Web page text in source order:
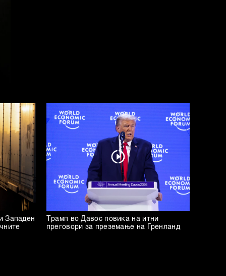
Западен
Трамп во Давос повика на итни
преговори за преземање на Гренланд